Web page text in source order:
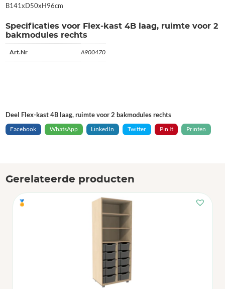
B141xD50xH96cm
Specificaties voor Flex-kast 4B laag, ruimte voor 2
bakmodules rechts
Art.Nr A900470
Deel Flex-kast 4B laag, ruimte voor 2 bakmodules rechts
Facebook
WhatsApp LinkedIn Twitter Pin It Printen
Gerelateerde producten
🏅